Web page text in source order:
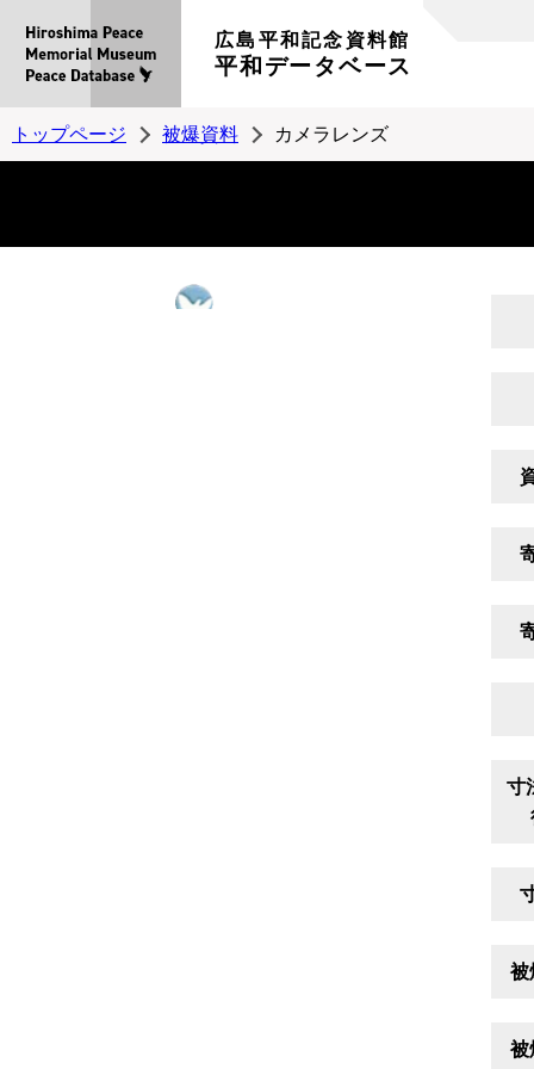
広島平和記念資料館
平和データベース
トップページ 被爆資料 カメラレンズ
寸
被
被